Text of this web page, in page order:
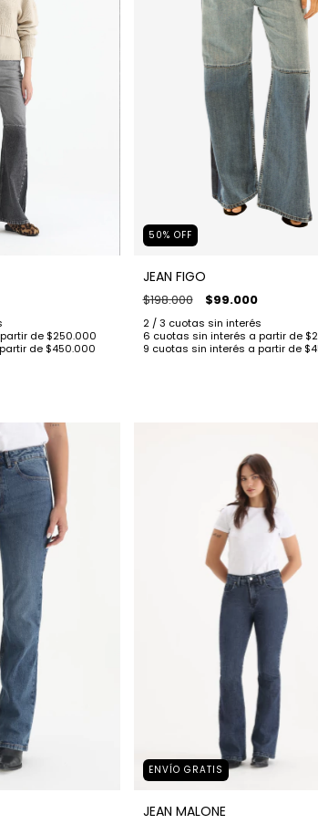
50% OFF
JEAN FIGO
$198.000 $99.000
ENVÍO GRATIS
JEAN MALONE